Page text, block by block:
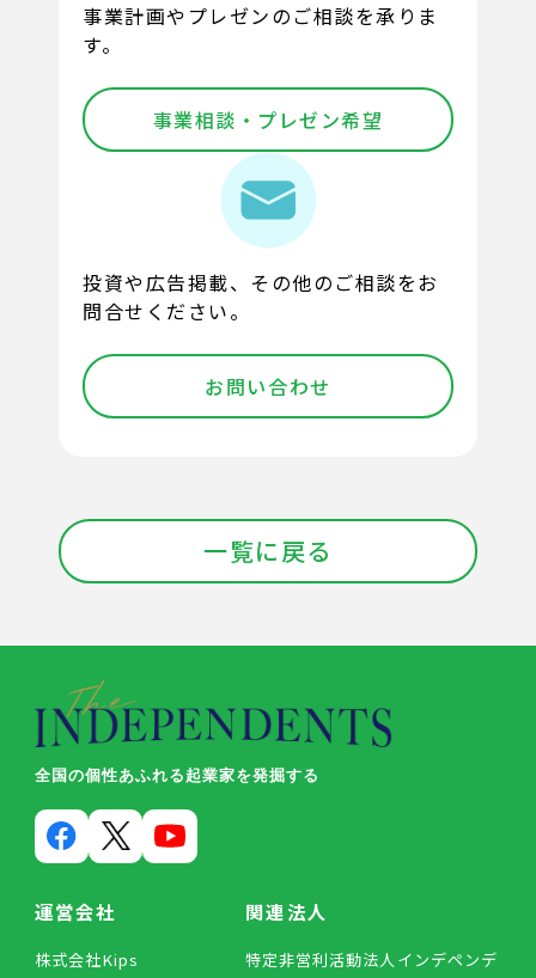
事業計画やプレゼンのご相談を承りま
す。
事業相談・プレゼン希望
投資や広告掲載、その他のご相談をお
問合せください。
お問い合わせ
一覧に戻る
全国の個性あふれる起業家を発掘する
運営会社
株式会社Kips
関連法人
特定非営利活動法人インデペンデ